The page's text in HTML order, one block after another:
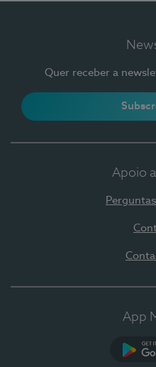
Quer receber a
Apoio
App